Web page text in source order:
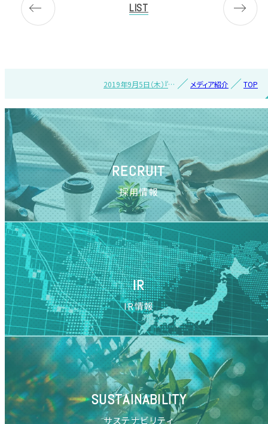
LIST
TOP
メディア紹介
2019年9月5日（木）『や
RECRUIT
採用情報
IR
IR情報
SUSTAINABILITY
サステナビリティ